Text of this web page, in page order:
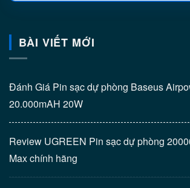
BÀI VIẾT MỚI
Đánh Giá Pin sạc dự phòng Baseus
20.000mAH 20W
Review UGREEN Pin sạc dự phòng
Max chính hãng